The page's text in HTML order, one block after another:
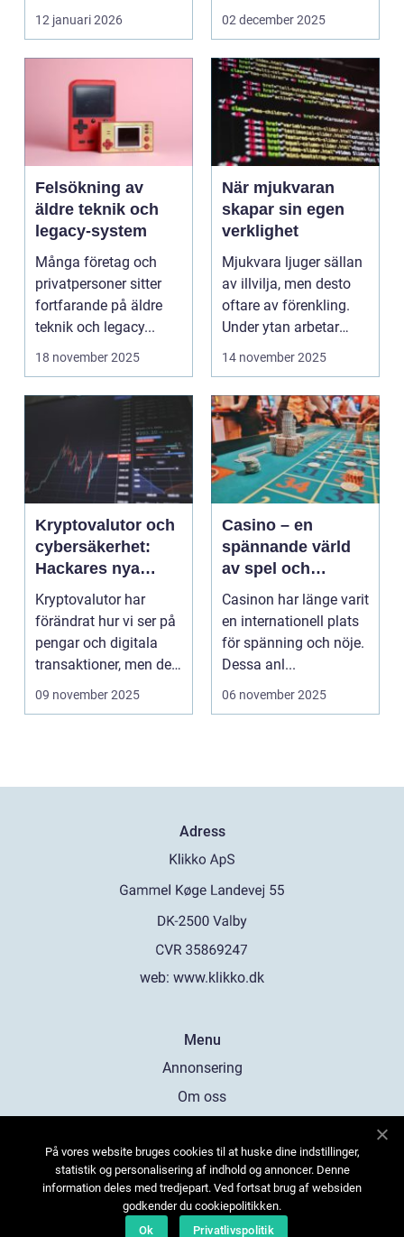
företag och privat...
12 januari 2026 02 december 2025
Felsökning av
äldre teknik och
legacy-system
Många företag och
privatpersoner sitter
fortfarande på äldre
teknik och legacy...
18 november 2025
När mjukvaran
skapar sin egen
verklighet
Mjukvara ljuger sällan
av illvilja, men desto
oftare av förenkling.
Under ytan arbetar
pro...
14 november 2025
Kryptovalutor och
cybersäkerhet:
Hackares nya
lekplats
Kryptovalutor har
förändrat hur vi ser på
pengar och digitala
transaktioner, men de
...
09 november 2025
Casino – en
spännande värld
av spel och
underhållning
Casinon har länge varit
en internationell plats
för spänning och nöje.
Dessa anl...
06 november 2025
Adress
web: www.klikko.dk
Menu
Annonsering
Om oss
Kontakta oss
Sitemap
På vores website bruges cookies til at huske dine indstillinger,
statistik og personalisering af indhold og annoncer. Denne
information deles med tredjepart. Ved fortsat brug af websiden
godkender du cookiepolitikken.
Ok
Privatlivspolitik